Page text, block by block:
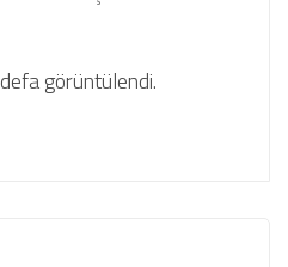
defa görüntülendi.